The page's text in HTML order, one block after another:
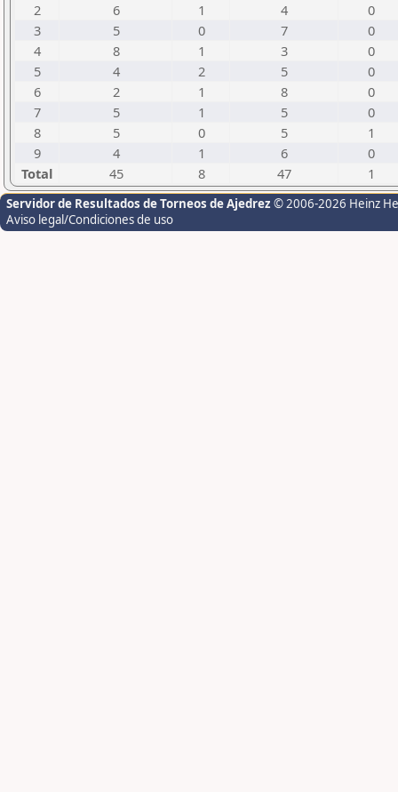
2
6 1 4
0
3
5 0 7
0
4
8 1 3
0
5
4 2 5
0
6
2 1 8
0
7
5 1 5
0
8
5 0 5
1
9
4 1 6
0
Total
45 8 47 1
Servidor de Resultados de Torneos de Ajedrez © 2006-2026 Heinz
Aviso legal/Condiciones de uso